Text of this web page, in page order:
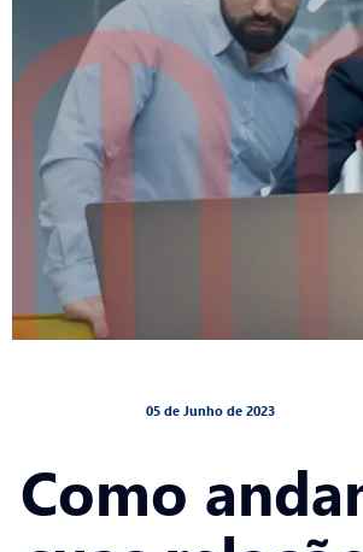
05 de Junho de 2023
Como